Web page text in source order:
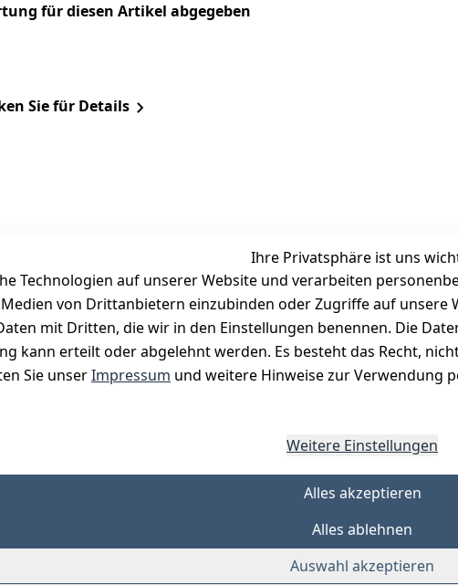
für diesen Artikel abgegeben
Sie für Details
Ihre Privatsphäre ist uns
Technologien auf unserer Website und verarbeiten
von Drittanbietern einzubinden oder Zugriffe auf
mit Dritten, die wir in den Einstellungen benennen. Die
kann erteilt oder abgelehnt werden. Es besteht das Recht,
Sie unserImpressum und weitere Hinweise zur Verwendung
Weitere Einstellungen
Alles akzeptieren
Alles ablehnen
Auswahl akzeptieren
Services
Kontakt
Registrieren
Katalog
Vorkasse
PayPal